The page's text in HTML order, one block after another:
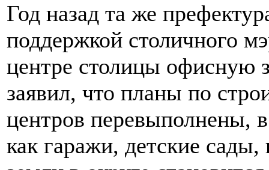
Год назад та же
поддержкой столичного
центре столицы офисную
заявил, что планы по
центров перевыполнены,
как гаражи, детские